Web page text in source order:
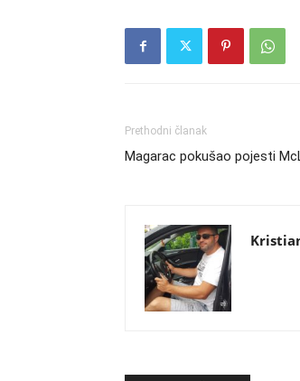
Prethodni članak
Magarac pokušao pojesti